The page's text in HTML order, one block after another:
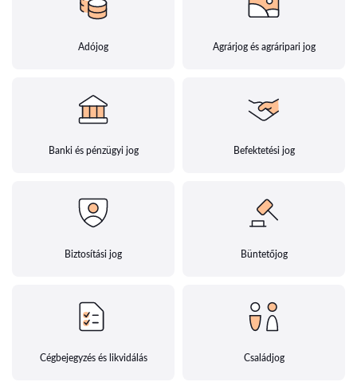
Adójog Agrárjog és agráripari jog
Banki és pénzügyi jog Befektetési jog
Biztosítási jog Büntetőjog
Cégbejegyzés és likvidálás Családjog